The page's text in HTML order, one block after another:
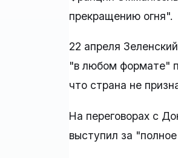
прекращению огня".
22 апреля
"в любом формате"
что страна не
На переговорах с
выступил за